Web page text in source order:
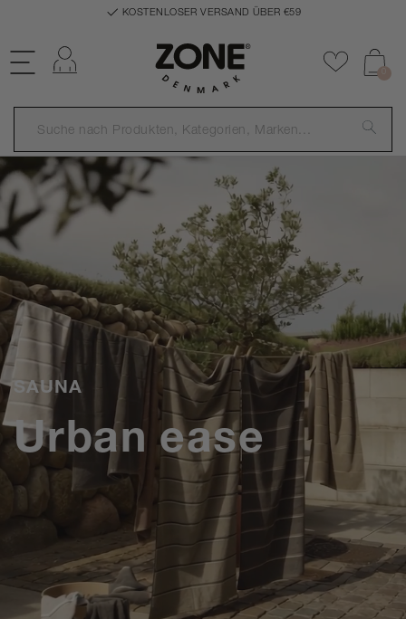
KOSTENLOSER VERSAND ÜBER €59
Zu
SAUNA
Urban ease